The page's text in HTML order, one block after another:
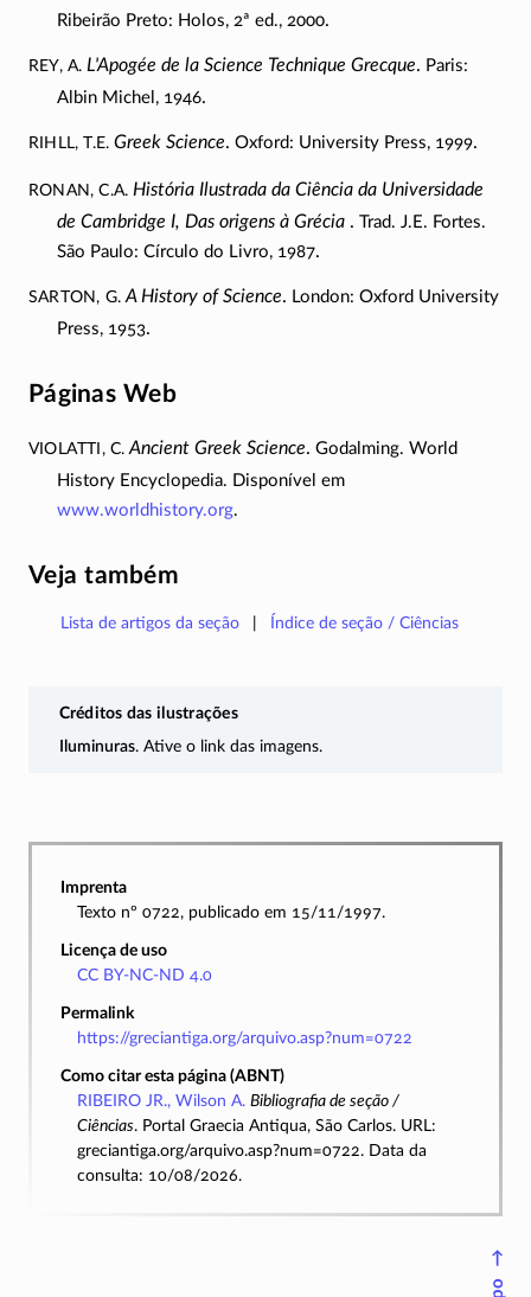
Ribeirão Preto: Holos, 2ª ed., 2000.
REY, A. L'Apogée de la Science Technique Grecque. Paris:
Albin Michel, 1946.
RIHLL, T.E. Greek Science.Oxford: University Press, 1999.
RONAN, C.A. História Ilustrada da Ciência da Universidade
de Cambridge I, Das origens à Grécia . Trad. J.E. Fortes.
São Paulo: Círculo do Livro, 1987.
SARTON, G. A History of Science. London: Oxford University
Press, 1953.
Páginas Web
VIOLATTI, C. Ancient Greek Science.Godalming. World
History Encyclopedia. Disponível em
www.worldhistory.org.
Veja também
Lista de artigos da seção Índice de seção / Ciências
Créditos das ilustrações
Iluminuras. Ative o link das imagens.
Imprenta
Texto nº 0722, publicado em 15/11/1997.
Licença de uso
CC BY-NC-ND 4.0
Permalink
https://greciantiga.org/arquivo.asp?num=0722
Como citar esta página (ABNT)
RIBEIRO JR., Wilson A. Bibliografia de seção /
Ciências. Portal Graecia Antiqua, São Carlos. URL:
greciantiga.org/arquivo.asp?num=0722. Data da
consulta: 10/08/2026.
↑